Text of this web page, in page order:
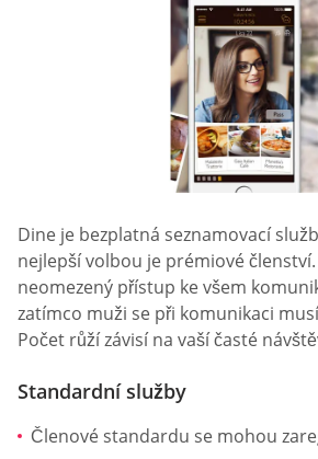
Dine je bezplatná seznamovací
nejlepší volbou je prémiové
neomezený přístup ke všem
zatímco muži se při komunikaci
Počet růží závisí na vaší časté
Standardní služby
Členové standardu se mohou